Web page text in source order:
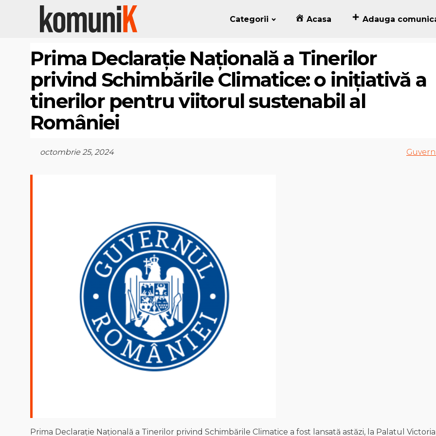
Categorii Acasa Adauga
Prima Declarație Națională a Tinerilor
privind Schimbările Climatice: o inițiativă a
tinerilor pentru viitorul sustenabil al
României
octombrie 25, 2024 Guvern
Prima Declarație Națională a Tinerilor privind Schimbările Climatice a fost lansată astăzi, la Palatul